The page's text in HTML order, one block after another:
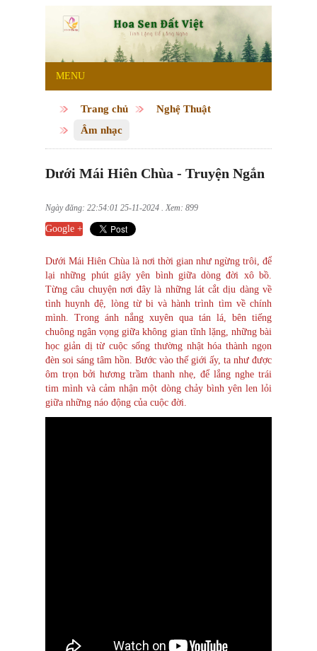
MENU
Trang chủ
Nghệ Thuật
Âm nhạc
Dưới Mái Hiên Chùa - Truyện Ngắn
Ngày đăng: 22:54:01 25-11-2024 . Xem: 899
Google +
Dưới Mái Hiên Chùa là nơi thời gian như ngừng trôi, để
lại những phút giây yên bình giữa dòng đời xô bồ.
Từng câu chuyện nơi đây là những lát cắt dịu dàng về
tình huynh đệ, lòng từ bi và hành trình tìm về chính
mình. Trong ánh nắng xuyên qua tán lá, bên tiếng
chuông ngân vọng giữa không gian tĩnh lặng, những bài
học giản dị từ cuộc sống thường nhật hóa thành ngọn
đèn soi sáng tâm hồn. Bước vào thế giới ấy, ta như được
ôm trọn bởi hương trầm thanh nhẹ, để lắng nghe trái
tim mình và cảm nhận một dòng chảy bình yên len lỏi
giữa những náo động của cuộc đời.